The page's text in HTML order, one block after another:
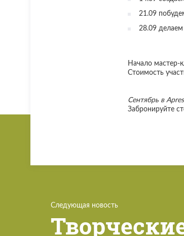
21.09
28.09
Начало мастер-
Стоимость
Сентябрь в
Забронируйте
Следующая новость